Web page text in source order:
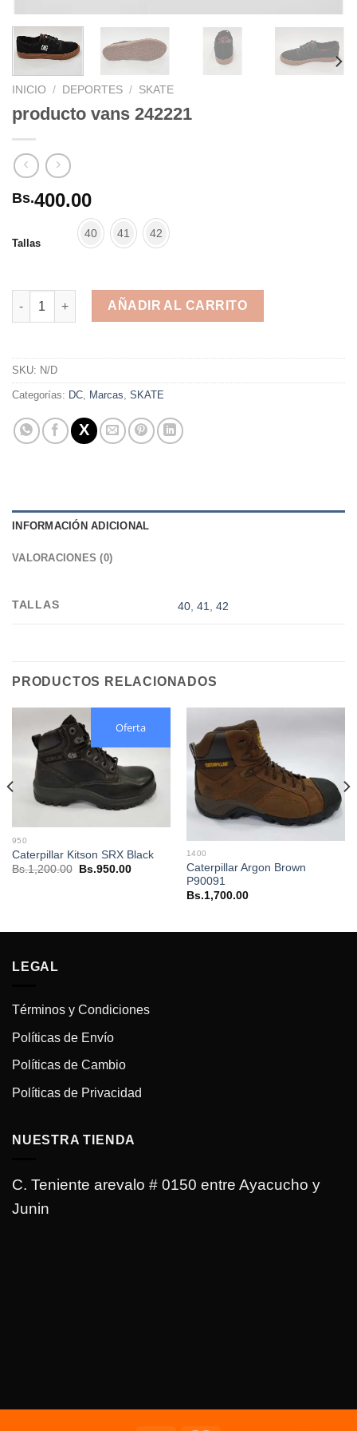
INICIO / DEPORTES / SKATE
producto vans 242221
Bs.400.00
Tallas
40 41 42
producto vans 242221 cantidad
AÑADIR AL CARRITO
SKU: N/D
Categorías: DC, Marcas, SKATE
INFORMACIÓN ADICIONAL
VALORACIONES (0)
TALLAS 40 ,41 ,42
PRODUCTOS RELACIONADOS
Oferta
950
Caterpillar Kitson SRX Black
Bs.1,200.00
El
Bs.950.00El
1400
Caterpillar Argon Brown
P90091
Bs.1,700.00
LEGAL
Términos y Condiciones
Políticas de Envío
Políticas de Cambio
Políticas de Privacidad
NUESTRA TIENDA
C. Teniente arevalo # 0150 entre Ayacucho y
Junin